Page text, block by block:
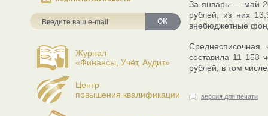
OK
Журнал
«Финансы, Учёт, Аудит»
Центр
повышения квалификации
За январь — май
рублей, из них
внебюджетные
Среднесписочная
составила 11 153
рублей, в том
версия для печати